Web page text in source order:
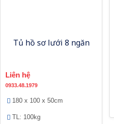
Tủ hồ sơ lưới 8 ngăn
Liên hệ
0933.48.1979
180 x 100 x 50cm
TL: 100kg